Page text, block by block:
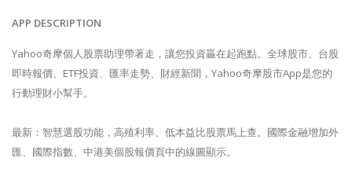
APP DESCRIPTION
Yahoo奇摩個人股票助理帶著走，讓您投資贏在起跑點。全球股市、台股
即時報價、ETF投資、匯率走勢、財經新聞，Yahoo奇摩股市App是您的
行動理財小幫手。
最新：智慧選股功能，高殖利率、低本益比股票馬上查。國際金融增加外
匯、國際指數、中港美個股報價頁中的線圖顯示。